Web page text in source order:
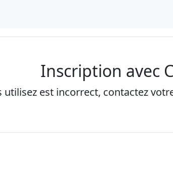
Inscription avec
utilisez est incorrect, contactez